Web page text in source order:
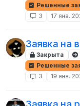
Решенные
3
17 янв.
Заявка на
Закрыта
Решенные
3
19 янв.